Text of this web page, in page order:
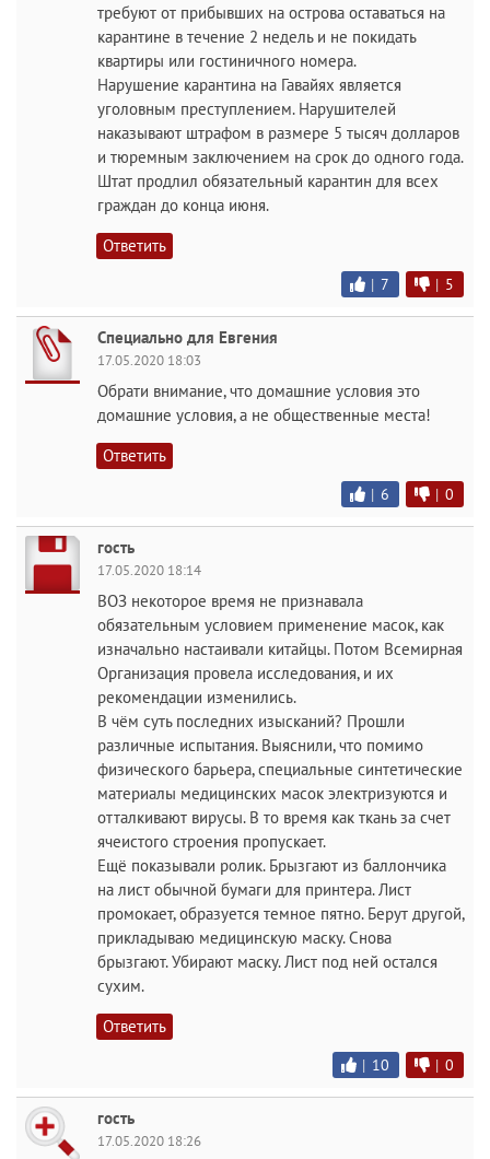
требуют от прибывших на острова оставаться на
карантине в течение 2 недель и не покидать
квартиры или гостиничного номера.
Нарушение карантина на Гавайях является
уголовным преступлением. Нарушителей
наказывают штрафом в размере 5 тысяч долларов
и тюремным заключением на срок до одного года.
Штат продлил обязательный карантин для всех
граждан до конца июня.
Ответить
| 7 | 5
Специально для Евгения
17.05.2020 18:03
Обрати внимание, что домашние условия это
домашние условия, а не общественные места!
Ответить
| 6 | 0
гость
17.05.2020 18:14
ВОЗ некоторое время не признавала
обязательным условием применение масок, как
изначально настаивали китайцы. Потом Всемирная
Организация провела исследования, и их
рекомендации изменились.
В чём суть последних изысканий? Прошли
различные испытания. Выяснили, что помимо
физического барьера, специальные синтетические
материалы медицинских масок электризуются и
отталкивают вирусы. В то время как ткань за счет
ячеистого строения пропускает.
Ещё показывали ролик. Брызгают из баллончика
на лист обычной бумаги для принтера. Лист
промокает, образуется темное пятно. Берут другой,
прикладываю медицинскую маску. Снова
брызгают. Убирают маску. Лист под ней остался
сухим.
Ответить
| 10 | 0
гость
17.05.2020 18:26